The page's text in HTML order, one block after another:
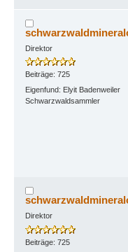
Direktor
Beiträge: 725
Eigenfund: Elyit Badenweiler
Schwarzwaldsammler
Direktor
Beiträge: 725